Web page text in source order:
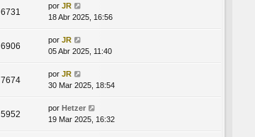
6731
por JR
18 Abr 2025, 16:56
6906
por JR
05 Abr 2025, 11:40
7674
por JR
30 Mar 2025, 18:54
5952
por Hetzer
19 Mar 2025, 16:32